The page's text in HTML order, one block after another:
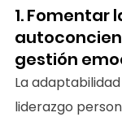
1. Fomentar
gestión
La
liderazgo